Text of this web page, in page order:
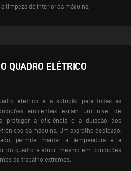
limpeza do interior da máquina.
QUADRO ELÉTRICO
elétrico é a solução para todas as
ambientais exijam um nível de
proteger a eficiência e a duração dos
da máquina. Um aparelho dedicado,
permite manter a temperatura e a
do quadro elétrico mesmo em condições
de trabalho extremos.